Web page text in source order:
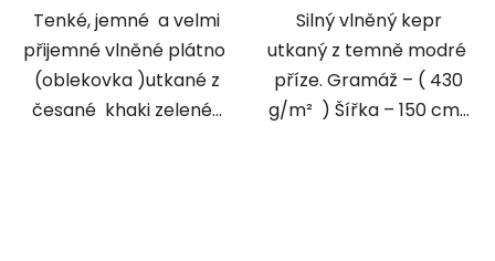
Tenké, jemné a velmi
přijemné vlněné plátno
(oblekovka )utkané z
česané khaki zelené...
Silný vlněný kepr
utkaný z temně modré
příze. Gramáž – ( 430
g/m² ) Šířka – 150 cm...